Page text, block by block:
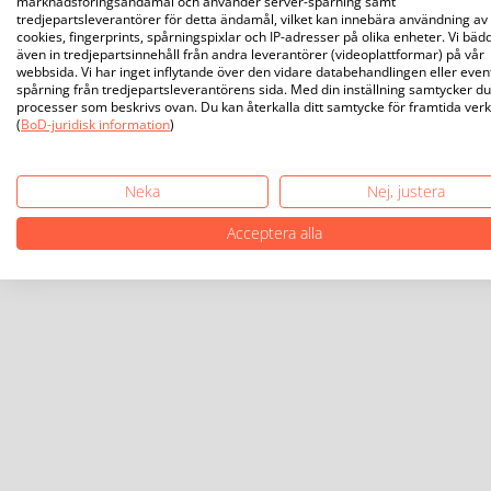
tredjepartsleverantörer för detta ändamål, vilket kan innebära användning av
cookies, fingerprints, spårningspixlar och IP-adresser på olika enheter. Vi
även in tredjepartsinnehåll från andra leverantörer (videoplattformar) på vår
webbsida. Vi har inget inflytande över den vidare databehandlingen eller
spårning från tredjepartsleverantörens sida. Med din inställning samtycker
processer som beskrivs ovan. Du kan återkalla ditt samtycke för framtida
(BoD-juridisk information)
Neka
Nej, justera
Acceptera alla